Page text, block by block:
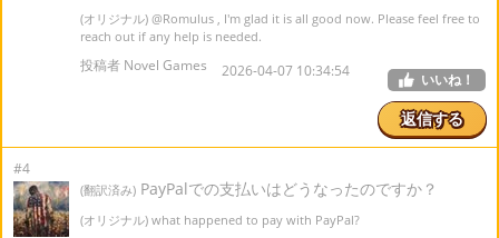
(オリジナル) @Romulus , I'm glad it is all good now. Please feel free to
reach out if any help is needed.
投稿者 Novel Games 2026-04-07 10:34:54 いいね！
返信する
#4
(翻訳済み) PayPalでの支払いはどうなったのですか？
(オリジナル) what happened to pay with PayPal?